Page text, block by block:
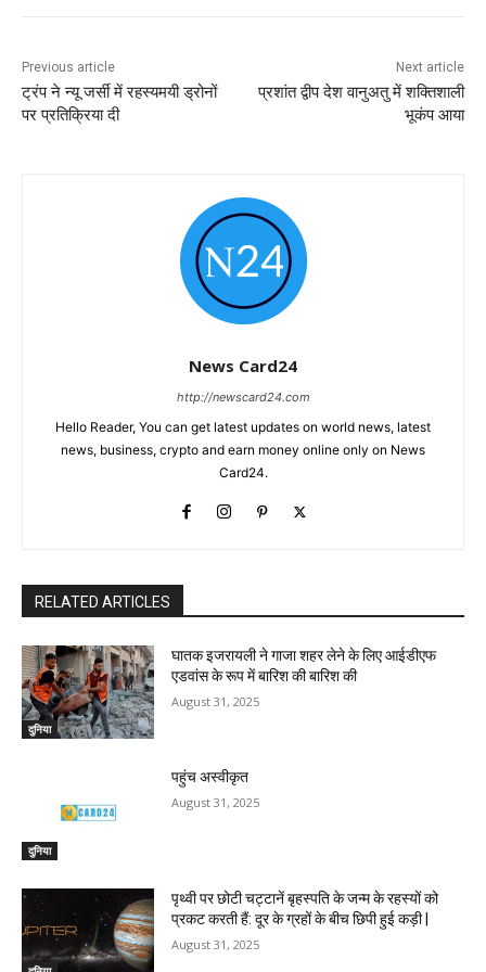
Previous article
ट्रंप ने न्यू जर्सी में रहस्यमयी ड्रोनों
पर प्रतिक्रिया दी
Next article
प्रशांत द्वीप देश वानुअतु में शक्तिशाली
भूकंप आया
News Card24
http://newscard24.com
Hello Reader, You can get latest updates on world news, latest
news, business, crypto and earn money online only on News
Card24.
RELATED ARTICLES
दुनिया
घातक इजरायली ने गाजा शहर लेने के लिए आईडीएफ
एडवांस के रूप में बारिश की बारिश की
August 31, 2025
दुनिया
पहुंच अस्वीकृत
August 31, 2025
पृथ्वी पर छोटी चट्टानें बृहस्पति के जन्म के रहस्यों को
प्रकट करती हैं: दूर के ग्रहों के बीच छिपी हुई कड़ी |
August 31, 2025